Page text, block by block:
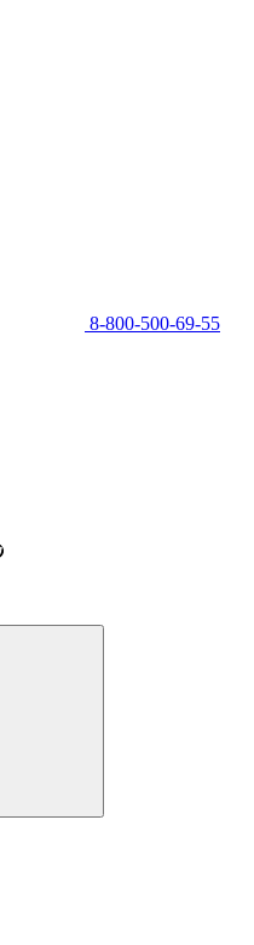
8-800-500-69-55